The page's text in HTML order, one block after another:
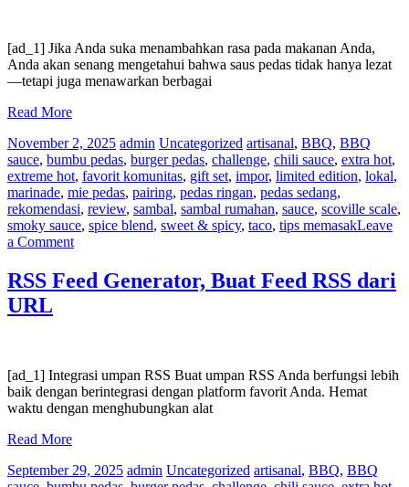
[ad_1] Jika Anda suka menambahkan rasa pada makanan Anda,
Anda akan senang mengetahui bahwa saus pedas tidak hanya lezat
—tetapi juga menawarkan berbagai
Read More
November 2, 2025 admin Uncategorized artisanal, BBQ, BBQ
sauce, bumbu pedas, burger pedas, challenge, chili sauce, extra hot,
extreme hot, favorit komunitas, gift set, impor, limited edition, lokal,
marinade, mie pedas, pairing, pedas ringan, pedas sedang,
rekomendasi, review, sambal, sambal rumahan, sauce, scoville scale,
smoky sauce, spice blend, sweet & spicy, taco, tips memasakLeave
a Commenton
Manfaat
Saus
RSS Feed Generator, Buat Feed RSS dari
URL
[ad_1] Integrasi umpan RSS Buat umpan RSS Anda berfungsi lebih
baik dengan berintegrasi dengan platform favorit Anda. Hemat
waktu dengan menghubungkan alat
Read More
September 29, 2025 admin Uncategorized artisanal, BBQ, BBQ